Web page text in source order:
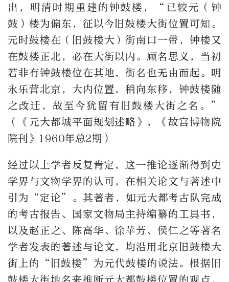
出，明清时期重建的钟鼓楼，“已较元（钟
鼓）楼为偏东，征以今旧鼓楼大街位置可知。
元时鼓楼在（旧鼓楼大）街南口一带，钟楼又
在鼓楼正北，必在大街以内。顾名思义，当初
若非有钟鼓楼位在其地，街名也无由而起。明
永乐营北京，大内位置，稍向东移，钟鼓楼随
之改迁，故至今犹留有旧鼓楼大街之名。”
（《元大都城平面规划述略》，《故宫博物院
院刊》1960年总2期）
经过以上学者反复肯定，这一推论逐渐得到史
学界与文物学界的认可，在相关论文与著述中
引为“定论”。其著者，如元大都考古队完成
的考古报告、国家文物局主持编纂的工具书，
以及赵正之、陈高华、徐苹芳、侯仁之等著名
学者发表的著述与论文，均沿用北京旧鼓楼大
街上的“旧鼓楼”为元代鼓楼的说法。根据旧